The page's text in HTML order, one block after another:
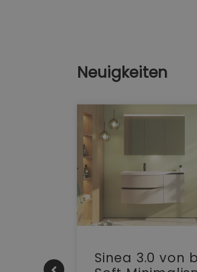
Neuigkeiten
Sinea 3.0 von